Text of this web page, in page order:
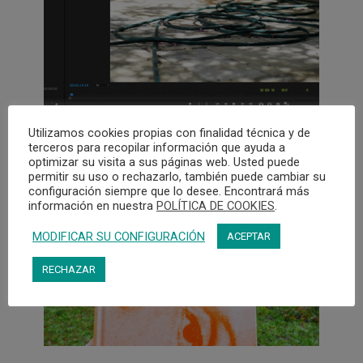
instalación audiovisual, siguiendo la línea
de trabajo que desarrolla la artista en los
últimos años. Durante su residencia en
Azala, Cerezo trabajará en el montaje final
de la pieza y también explorará cómo llevar
esta pieza al espacio expositivo en
Belén Cerezo(Vitoria-Gasteiz, 1977).
Artista, investigadora y profesora asociada
de Fotografía en la Universidad de
Nottingham Trent, donde realizó mi
investigación de doctorado, basada en la
práctica artística, 2015. Su obra toma la
forma de instalaciones audiovisuales,
vídeos y fotografías. Su trabajo examina el
funcionamiento de las imágenes y atiende
a la transición de un modelo
Utilizamos cookies propias con finalidad técnica y de
terceros para recopilar información que ayuda a
optimizar su visita a sus páginas web. Usted puede
permitir su uso o rechazarlo, también puede cambiar su
configuración siempre que lo desee. Encontrará más
información en nuestra POLÍTICA DE COOKIES.
MODIFICAR SU CONFIGURACIÓN ACEPTAR
RECHAZAR